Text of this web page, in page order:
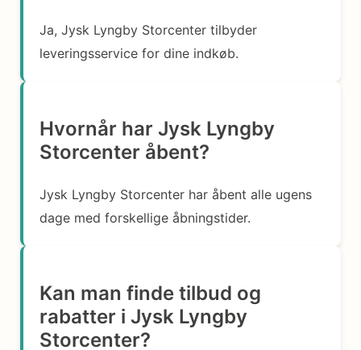
Ja, Jysk Lyngby Storcenter tilbyder
leveringsservice for dine indkøb.
Hvornår har Jysk Lyngby
Storcenter åbent?
Jysk Lyngby Storcenter har åbent alle ugens
dage med forskellige åbningstider.
Kan man finde tilbud og
rabatter i Jysk Lyngby
Storcenter?